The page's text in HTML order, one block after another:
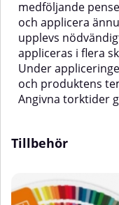
medföljande
och applicera
upplevs
appliceras i flera
Under
och produktens
Angivna torktider
Tillbehör